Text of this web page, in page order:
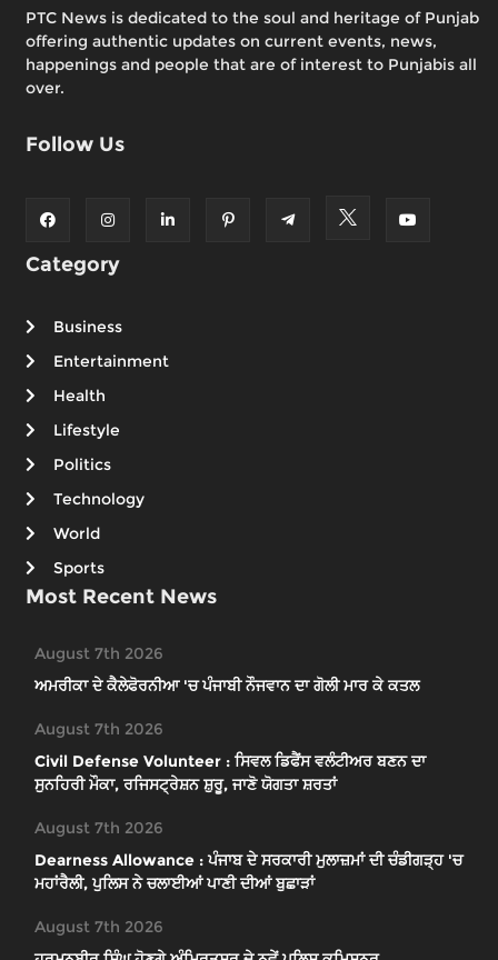
PTC News is dedicated to the soul and heritage of Punjab
offering authentic updates on current events, news,
happenings and people that are of interest to Punjabis all
over.
Follow Us
Category
Business
Entertainment
Health
Lifestyle
Politics
Technology
World
Sports
Most Recent News
August 7th 2026
ਅਮਰੀਕਾ ਦੇ ਕੈਲੇਫੋਰਨੀਆ 'ਚ ਪੰਜਾਬੀ ਨੌਜਵਾਨ ਦਾ ਗੋਲੀ ਮਾਰ ਕੇ ਕਤਲ
August 7th 2026
Civil Defense Volunteer : ਸਿਵਲ ਡਿਫੈਂਸ ਵਲੰਟੀਅਰ ਬਣਨ ਦਾ
ਸੁਨਹਿਰੀ ਮੌਕਾ, ਰਜਿਸਟ੍ਰੇਸ਼ਨ ਸ਼ੁਰੂ, ਜਾਣੋ ਯੋਗਤਾ ਸ਼ਰਤਾਂ
August 7th 2026
Dearness Allowance : ਪੰਜਾਬ ਦੇ ਸਰਕਾਰੀ ਮੁਲਾਜ਼ਮਾਂ ਦੀ ਚੰਡੀਗੜ੍ਹ 'ਚ
ਮਹਾਂਰੈਲੀ, ਪੁਲਿਸ ਨੇ ਚਲਾਈਆਂ ਪਾਣੀ ਦੀਆਂ ਬੁਛਾੜਾਂ
August 7th 2026